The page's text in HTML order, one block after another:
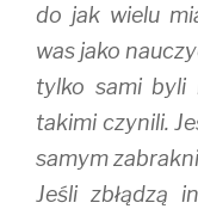
do jak wielu
was jako
tylko sami byli
takimi czynili.
samym
Jeśli zbłądzą